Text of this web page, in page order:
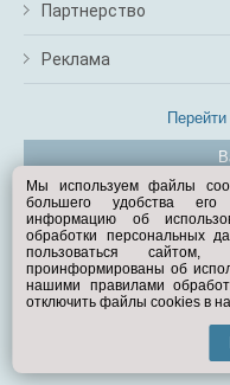
Партнерство
Реклама
©
Мы используем файлы
большего удобства его
информацию об
обработки персональных
пользоваться
проинформированы об
нашими правилами
отключить файлы cookies в